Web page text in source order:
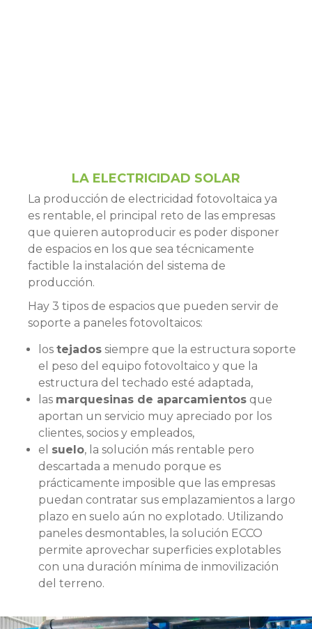
LA ELECTRICIDAD SOLAR
La producción de electricidad fotovoltaica ya
es rentable, el principal reto de las empresas
que quieren autoproducir es poder disponer
de espacios en los que sea técnicamente
factible la instalación del sistema de
producción.
Hay 3 tipos de espacios que pueden servir de
soporte a paneles fotovoltaicos:
los tejados siempre que la estructura soporte
el peso del equipo fotovoltaico y que la
estructura del techado esté adaptada,
las marquesinas de aparcamientos que
aportan un servicio muy apreciado por los
clientes, socios y empleados,
el suelo, la solución más rentable pero
descartada a menudo porque es
prácticamente imposible que las empresas
puedan contratar sus emplazamientos a largo
plazo en suelo aún no explotado. Utilizando
paneles desmontables, la solución ECCO
permite aprovechar superficies explotables
con una duración mínima de inmovilización
del terreno.